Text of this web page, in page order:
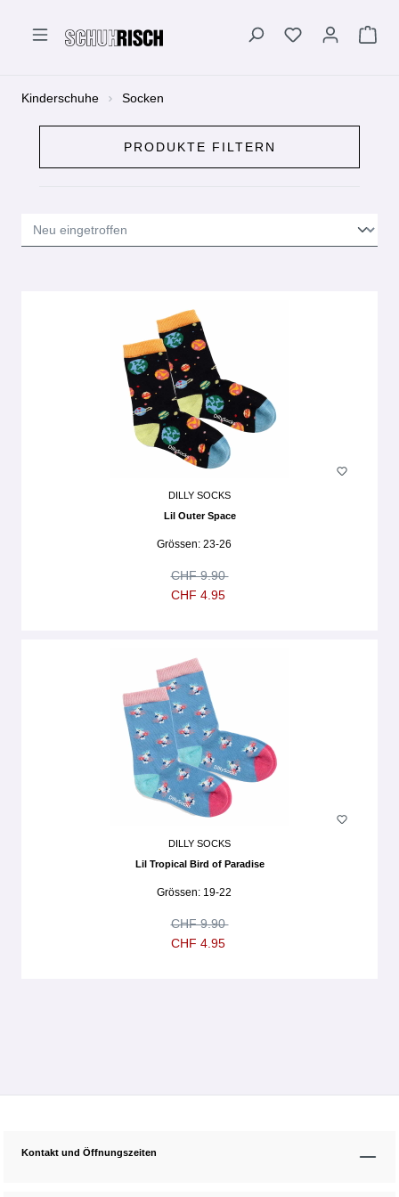
Kinderschuhe Socken
PRODUKTE FILTERN
DILLY SOCKS
Lil Outer Space
Grössen: 23-26
CHF 4.95
CHF 9.90
DILLY SOCKS
Lil Tropical Bird of Paradise
Grössen: 19-22
CHF 4.95
CHF 9.90
Kontakt und Öffnungszeiten